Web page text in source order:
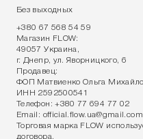
Без выходных
+380 67 568 54 59
Магазин FLOW:
49057 Украина,
г. Днепр, ул. Яворницкого, 6
Продавец:
ФОП Матвиенко Ольга
ИНН 2592500541
Телефон:+380 77 694 77 02
Email: official.flow.ua@gmail.com
Торговая марка FLOW
договора.